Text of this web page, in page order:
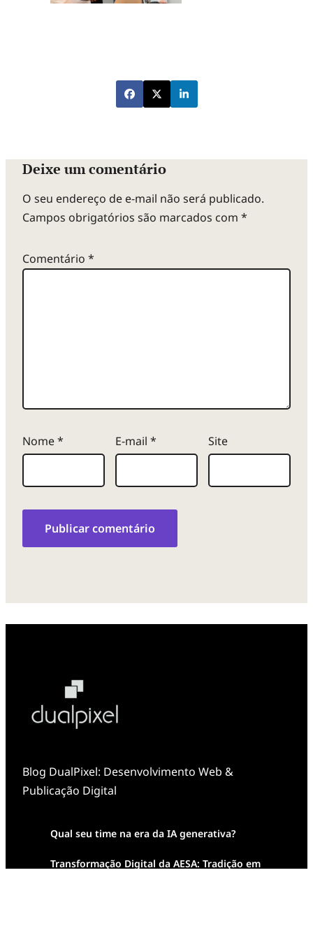
Deixe um comentário
O seu endereço de e-mail não será publicado.
Campos obrigatórios são marcados com *
Comentário *
Nome* E-mail * Site
Blog DualPixel: Desenvolvimento Web &
Publicação Digital
Qual seu time na era da IA generativa?
Transformação Digital da AESA: Tradição em